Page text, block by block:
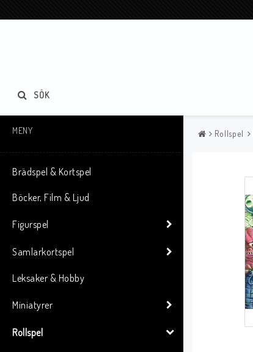
SÖK
MENY
Brädspel & Kortspel
Böcker, Film & Ljud
Figurspel
Samlarkortspel
Leksaker & Hobby
Miniatyrer
Rollspel
Rollspel